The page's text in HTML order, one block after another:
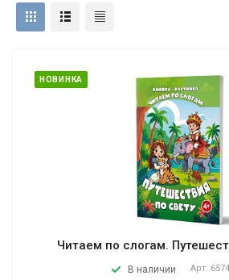
НОВИНКА
Читаем по слогам.
В наличии Арт.